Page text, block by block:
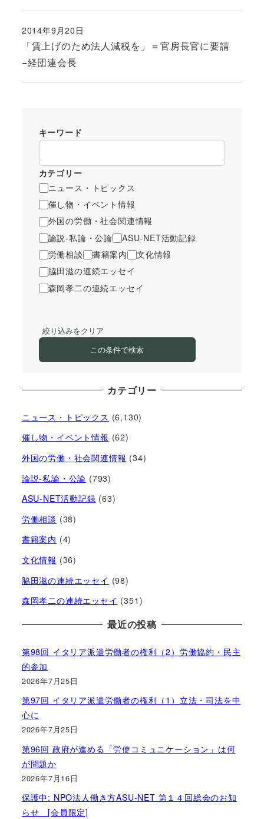
「賃上げのため法人減税を」＝官房長官に要請
−経団連会長
投稿日
2014年9月20日
キーワード
カテゴリー
ニュース・トピックス
催し物・イベント情報
外国の労働・社会関連情報
論説-私論・公論
ASU-NET活動記録
労働相談
書籍案内
文化情報
脇田滋の連続エッセイ
森岡孝二の連続エッセイ
絞り込みをクリア
この条件で検索
カテゴリー
ニュース・トピックス (6,130)
催し物・イベント情報 (62)
外国の労働・社会関連情報 (34)
論説-私論・公論 (793)
ASU-NET活動記録 (63)
労働相談 (38)
書籍案内 (4)
文化情報 (36)
脇田滋の連続エッセイ (98)
森岡孝二の連続エッセイ (351)
最近の投稿
第98回 イタリア派遣労働者の権利（2）労働協約・民主
的参加
2026年7月25日
第97回 イタリア派遣労働者の権利（1）立法・司法を中
心に
2026年7月25日
第96回 政府が進める「労使コミュニケーション」は何
が問題か
2026年7月16日
保護中: NPO法人働き方ASU-NET 第１４回総会のお知
らせ [会員限定]